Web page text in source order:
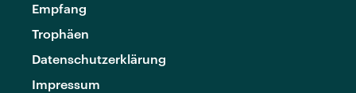
Empfang
Trophäen
Datenschutzerklärung
Impressum